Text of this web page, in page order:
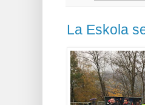
La Eskola